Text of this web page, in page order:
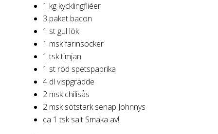
1 kg kycklingfliéer
3 paket bacon
1 st gul lök
1 msk farinsocker
1 tsk timjan
1 st röd spetspaprika
4 dl vispgrädde
2 msk chilisås
2 msk sötstark senap Johnnys
ca 1 tsk salt Smaka av!